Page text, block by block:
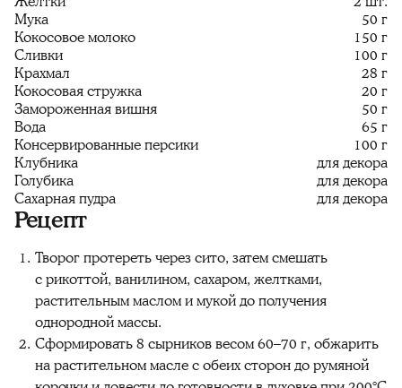
Мука
50 г
Кокосовое молоко
150 г
Сливки
100 г
Крахмал
28 г
Кокосовая стружка
20 г
Замороженная вишня
50 г
Вода
65 г
Консервированные персики
100 г
Клубника
для декора
Голубика
для декора
Сахарная пудра
для декора
Рецепт
Творог протереть через сито, затем смешать
с рикоттой, ванилином, сахаром, желтками,
растительным маслом и мукой до получения
однородной массы.
Сформировать 8 сырников весом 60–70 г, обжарить
на растительном масле с обеих сторон до румяной